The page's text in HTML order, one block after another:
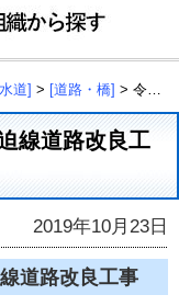
道] > [道路・橋] > 令和元年度 村道松馬場朝ノ迫線道路改良工事
線道路改良工
2019年10月23日
道路改良工事